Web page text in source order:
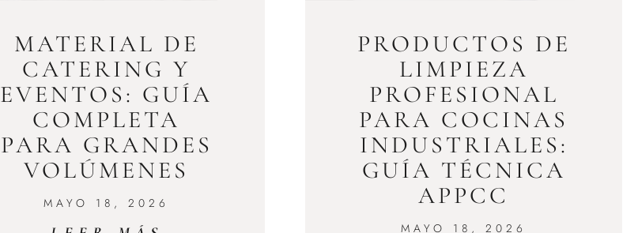
MATERIAL DE
CATERING Y
EVENTOS: GUÍA
COMPLETA
PARA GRANDES
VOLÚMENES
MAYO 18, 2026
PRODUCTOS DE
LIMPIEZA
PROFESIONAL
PARA COCINAS
INDUSTRIALES:
GUÍA TÉCNICA
APPCC
MAYO 18, 2026